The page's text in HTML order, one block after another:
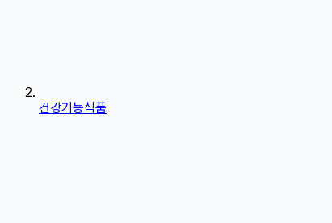
건강기능식품